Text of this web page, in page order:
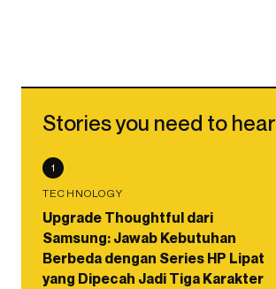
Stories you need to hear
1
TECHNOLOGY
Upgrade Thoughtful dari
Samsung: Jawab Kebutuhan
Berbeda dengan Series HP Lipat
yang Dipecah Jadi Tiga Karakter